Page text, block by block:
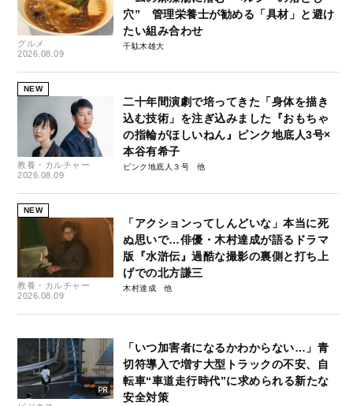
グルメ
2026.08.09
穴” 管理栄養士が勧める「具材」と避け
たい組み合わせ
千駄木雄大
NEW
教養・カルチャー
2026.08.09
二十年間演劇で培ってきた「身体を描き
込む技術」を注ぎ込みました『おもちゃ
の指輪がほしいねん』ピンク地底人3号×
本谷有希子
ピンク地底人３号
NEW
教養・カルチャー
2026.08.09
「アクションってしんどいな」本当に死
ぬ思いで…俳優・木村達成が語るドラマ
版『水滸伝』過酷な撮影の裏側と打ち上
げでの北方謙三
木村達成
「いつ加害者になるかわからない…」青
切符導入で増す大型トラックの不安、自
転車“車道走行時代”に求められる新たな
安全対策